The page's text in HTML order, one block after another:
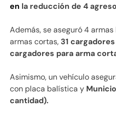
en la reducción de 4
Además, se aseguró 4
armas cortas, 31
cargadores para arma
Asimismo, un vehículo
con placa balística y
cantidad).